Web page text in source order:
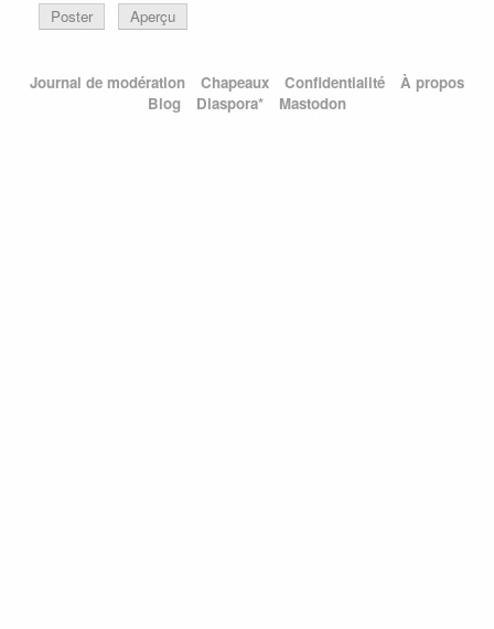
Poster Aperçu
Journal de modération Chapeaux Confidentialité
À propos
Blog
Diaspora* Mastodon